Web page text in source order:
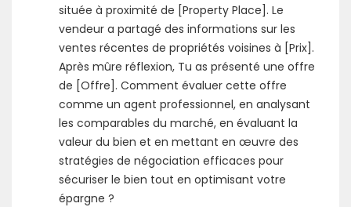
située à proximité de [Property Place]. Le
vendeur a partagé des informations sur les
ventes récentes de propriétés voisines à [Prix].
Après mûre réflexion, Tu as présenté une offre
de [Offre]. Comment évaluer cette offre
comme un agent professionnel, en analysant
les comparables du marché, en évaluant la
valeur du bien et en mettant en œuvre des
stratégies de négociation efficaces pour
sécuriser le bien tout en optimisant votre
épargne ?